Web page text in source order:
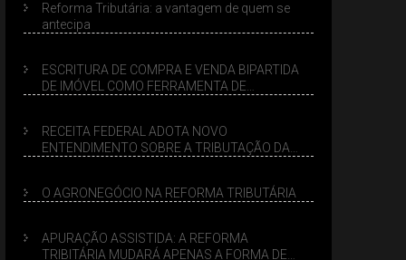
Reforma Tributária: a vantagem de quem se
antecipa
ESCRITURA DE COMPRA E VENDA BIPARTIDA
DE IMÓVEL COMO FERRAMENTA DE
RECEITA FEDERAL ADOTA NOVO
ENTENDIMENTO SOBRE A TRIBUTAÇÃO DA
O AGRONEGÓCIO NA REFORMA TRIBUTÁRIA
APURAÇÃO ASSISTIDA: A REFORMA
TRIBITÁRIA MUDARÁ APENAS A FORMA DE